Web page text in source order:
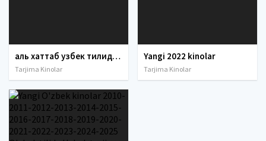
аль хаттаб узбек тилида , умар аль хаттаб узбек тилида, ҳинд кинолари ўзбек тилида, ишк узбек тилида, ибн аль хаттаб узбек тилида, чукур узбек тилида,
Tarjima Kinolar
Yangi 2022 kinolar
Tarjima Kinolar